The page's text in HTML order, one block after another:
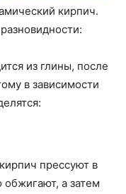
кирпич.
из глины, после
в зависимости
прессуют в
а затем